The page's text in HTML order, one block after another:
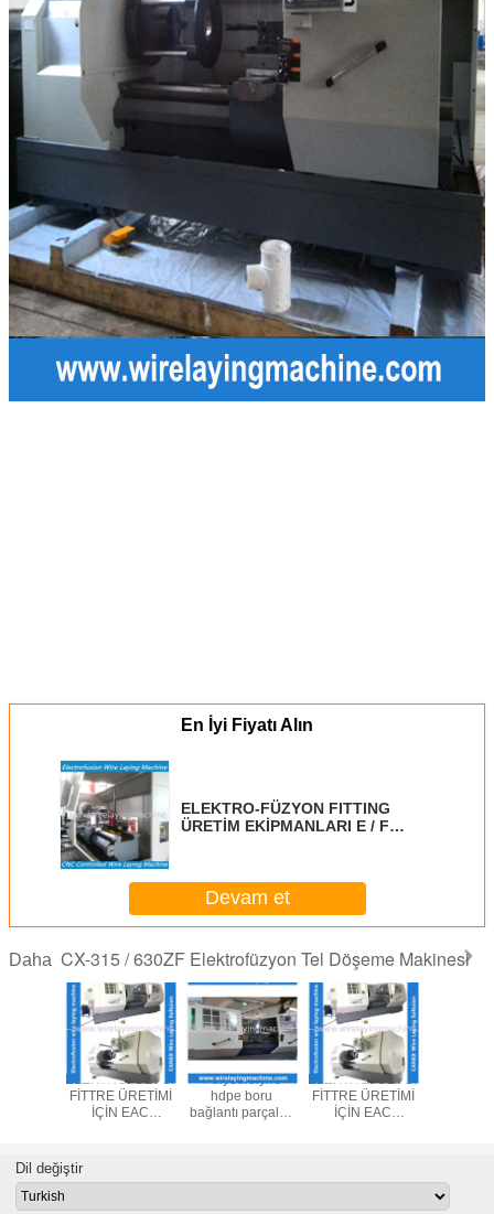
En İyi Fiyatı Alın
ELEKTRO-FÜZYON FITTING
ÜRETİM EKİPMANLARI E / F
Devam et
Daha CX-315 / 630ZF Elektrofüzyon Tel Döşeme Makinesi
ELEKTROFÜZYON
FİTTRE ÜRETİMİ
İÇİN EAC
Polyethelyne
hdpe boru
bağlantı parçaları
ELEKTROFÜZYON
FİTTRE ÜRETİMİ
İÇİN EAC
Dil değiştir